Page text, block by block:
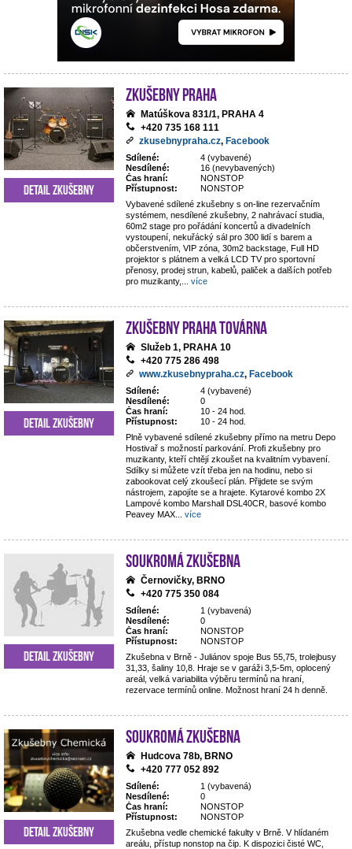
Zkušebny Praha
Matúškova 831/1, PRAHA 4
+420 735 168 111
zkusebnypraha.cz, Facebook
Sdílené:
4 (vybavené)
Nesdílené:
16 (nevybavených)
Čas hraní:
NONSTOP
Přístupnost:
NONSTOP
Vybavené sdílené zkušebny s on-line rezervačním
systémem, nesdílené zkušebny, 2 nahrávací studia,
60m2 stage pro pořádání koncertů a divadelních
vystoupení, nekuřácký sál pro 300 lidí s barem a
občerstvením, VIP zóna, 30m2 backstage, Full HD
projektor s plátnem a velká LCD TV pro sportovní
přenosy, prodej strun, kabelů, paliček a dalších potřeb
pro muzikanty,
více
Detail zkušebny
Zkušebny Praha Továrna
Služeb 1, PRAHA 10
+420 775 286 498
www.zkusebnypraha.cz, Facebook
Sdílené:
4 (vybavené)
Nesdílené:
0
Čas hraní:
10 - 24 hod.
Přístupnost:
10 - 24 hod.
Plně vybavené sdílené zkušebny přímo na metru Depo
Hostivař s možností parkování. Profi zkušebny pro
muzikanty, kteří chtějí zkoušet na kvalitním vybavení.
Sdílky si můžete vzít třeba jen na hodinu, nebo si
zabookovat celý zkoušecí plán. Přijdete se svým
nástrojem, zapojíte se a hrajete. Kytarové kombo 2X
Lampové kombo Marshall DSL40CR, basové kombo
Peavey MAX
více
Detail zkušebny
Soukromá zkušebna
Černovičky, BRNO
+420 775 350 084
Sdílené:
1 (vybavená)
Nesdílené:
0
Čas hraní:
NONSTOP
Přístupnost:
NONSTOP
Zkušebna v Brně - Juliánov spoje Bus 55,75, trolejbusy
31,33, šaliny 10,8. Hraje se v garáži 3,5-5m, oplocený
areál, velká variabilita výběru termínů na hraní,
rezervace termínů online. Možnost hraní 24 h denně.
Detail zkušebny
Soukromá zkušebna
Hudcova 78b, BRNO
+420 777 052 892
Sdílené:
1 (vybavená)
Nesdílené:
0
Čas hraní:
NONSTOP
Přístupnost:
NONSTOP
Zkušebna vedle chemické fakulty v Brně. V hlídaném
areálu, přístup nonstop na čip. K dispozici čisté WC,
Detail zkušebny